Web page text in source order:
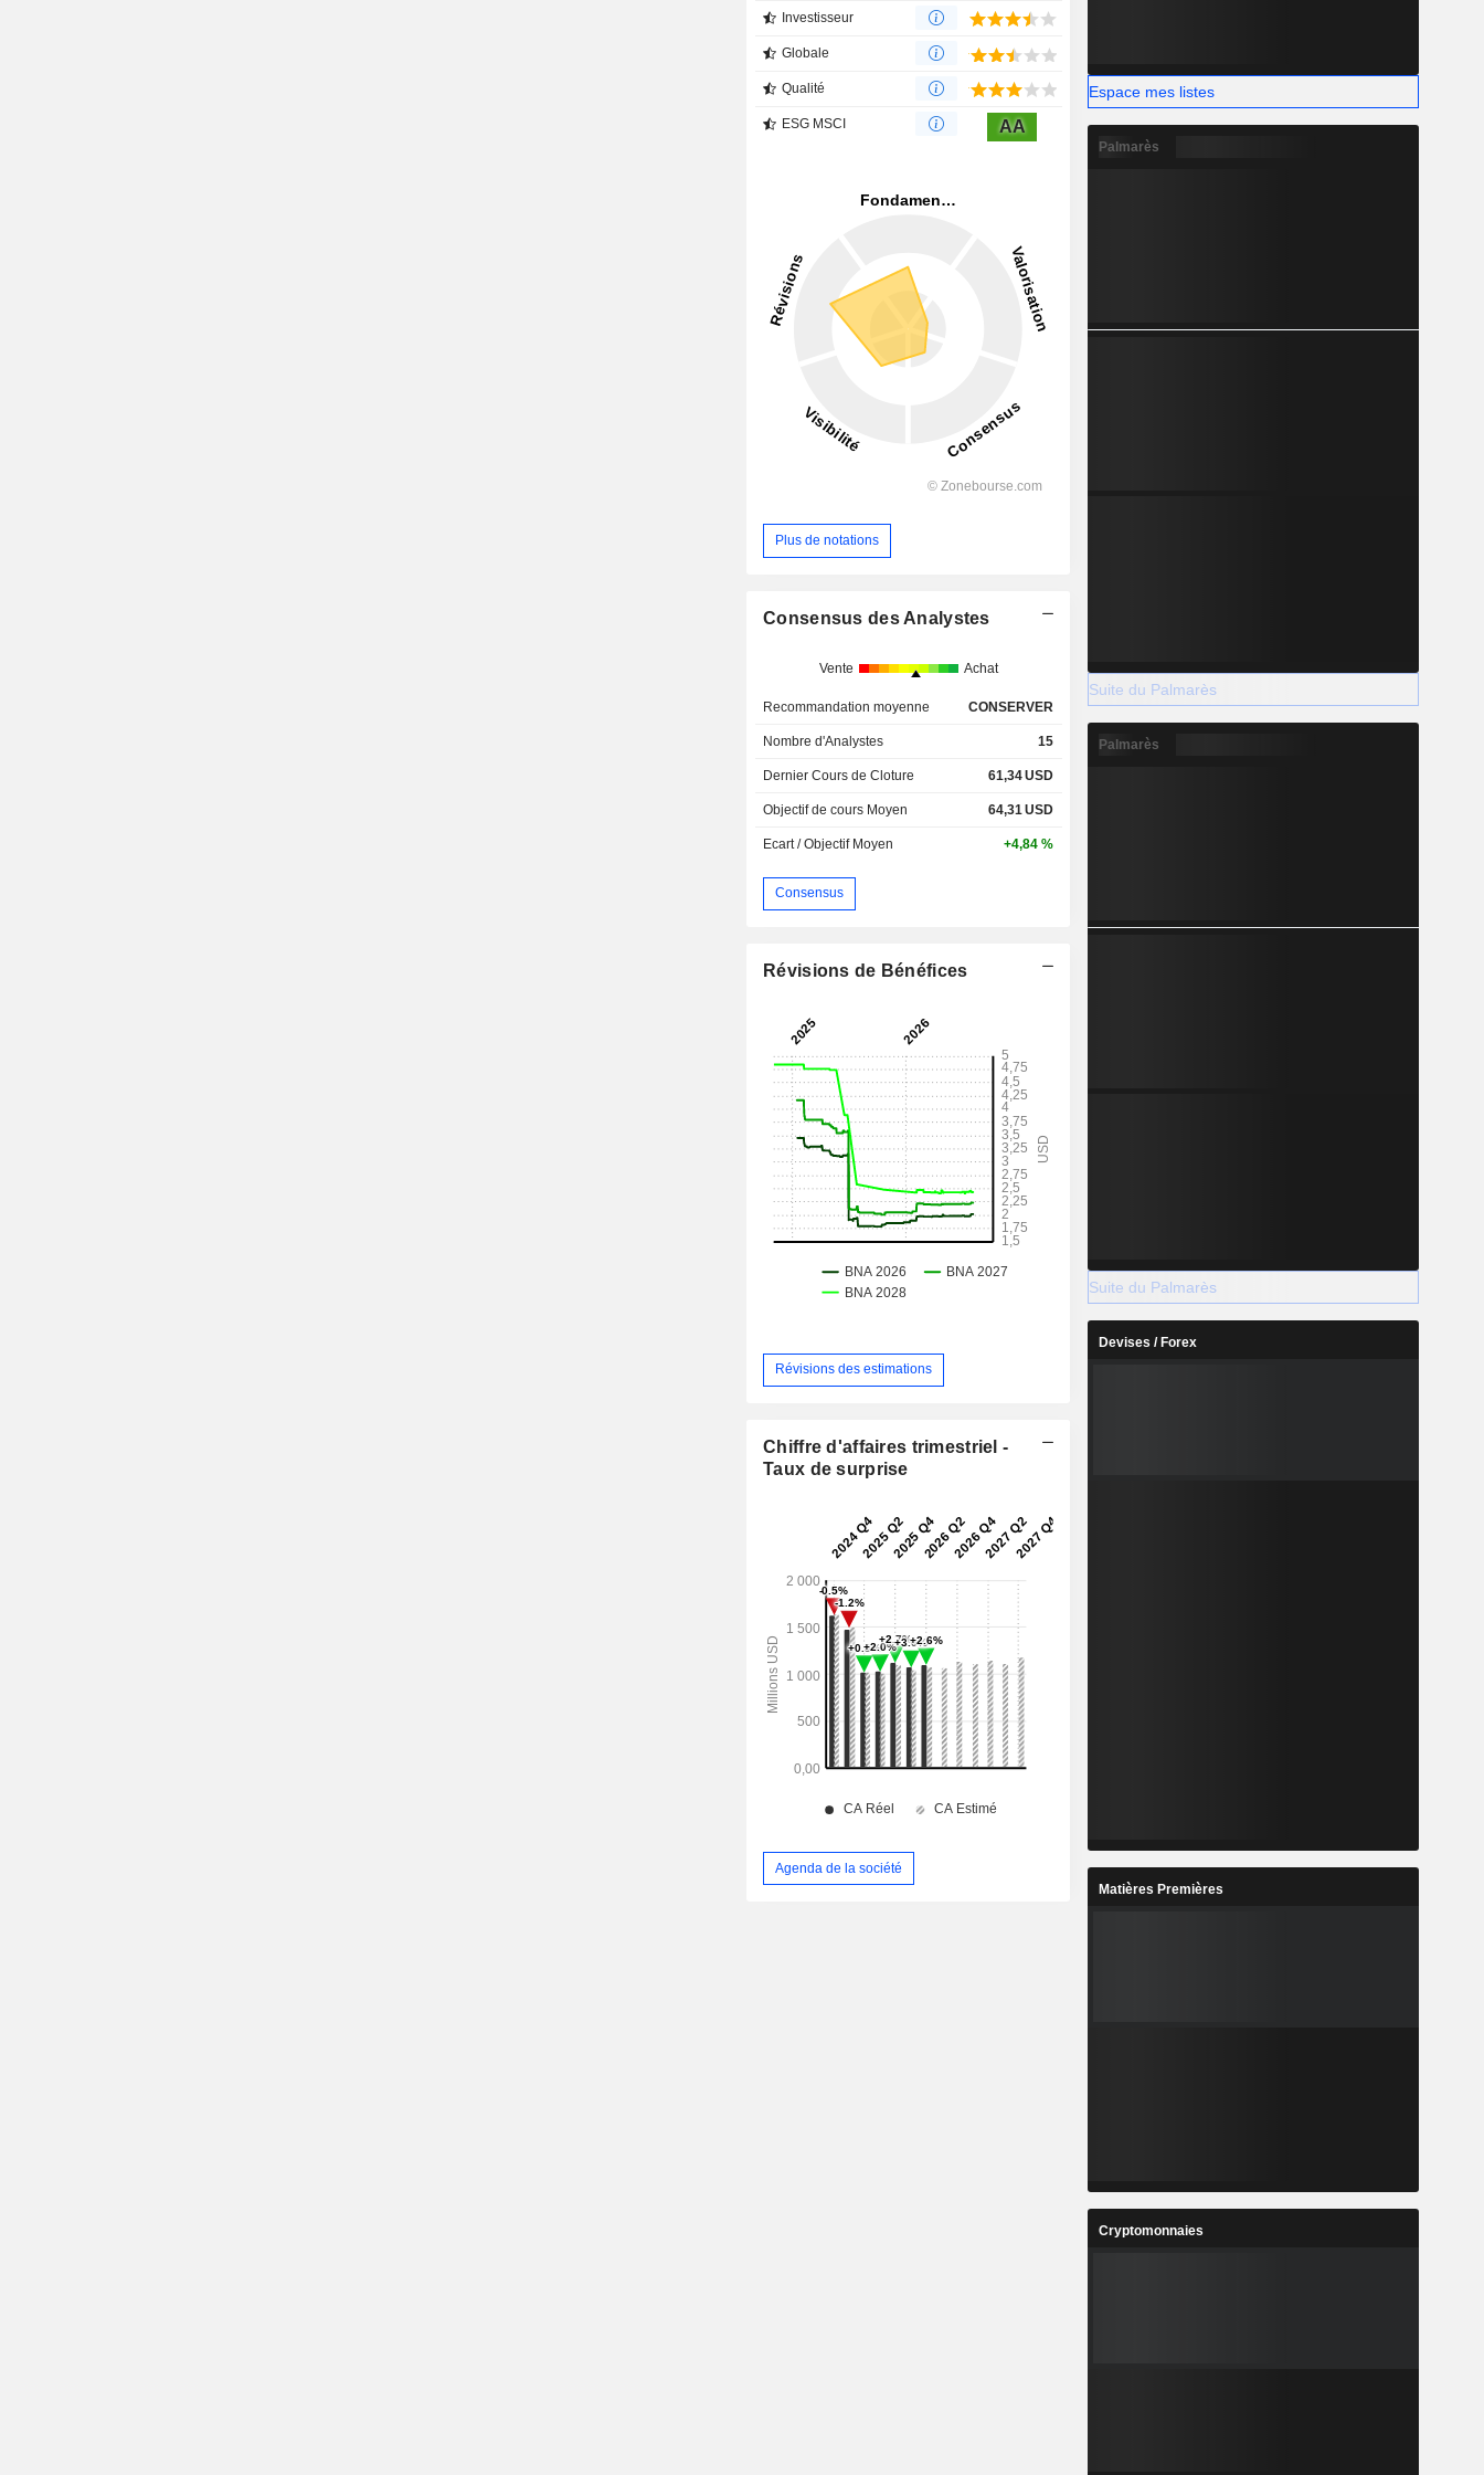
Investisseur
Globale
Qualité
ESG MSCI AA
Plus de notations
Consensus des Analystes
Vente Achat
Recommandation moyenne CONSERVER
Nombre d'Analystes 15
Dernier Cours de Cloture 61,34USD
Objectif de cours Moyen 64,31 USD
Ecart / Objectif Moyen +4,84 %
Consensus
Révisions de Bénéfices
Révisions des estimations
Chiffre d'affaires trimestriel -
Taux de surprise
Agenda de la société
Espace mes listes
Palmarès
Suite du Palmarès
Palmarès
Suite du Palmarès
Devises / Forex
Matières Premières
Cryptomonnaies